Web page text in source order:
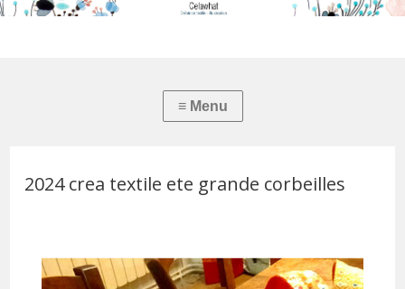
2024 crea textile ete grande corbeilles